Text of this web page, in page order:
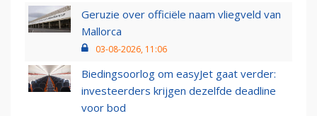
Geruzie over officiële naam vliegveld van
Mallorca
03-08-2026, 11:06
Biedingsoorlog om easyJet gaat verder:
investeerders krijgen dezelfde deadline
voor bod